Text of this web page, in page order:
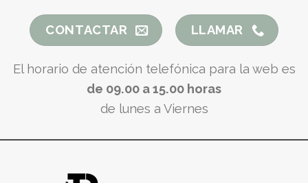
CONTACTAR LLAMAR
El horario de atención telefónica para la web es
de 09.00 a 15.00 horas
de lunes a Viernes